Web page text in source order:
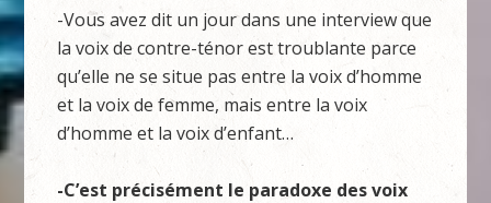
-Vous avez dit un jour dans une interview que
la voix de contre-ténor est troublante parce
qu’elle ne se situe pas entre la voix d’homme
et la voix de femme, mais entre la voix
d’homme et la voix d’enfant…
-C’est précisément le paradoxe des voix